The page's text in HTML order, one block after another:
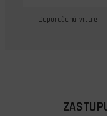
Doporučená vrtule